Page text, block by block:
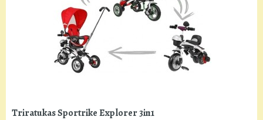
Triratukas Sportrike Explorer 3in1